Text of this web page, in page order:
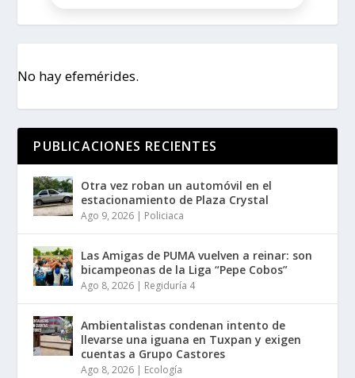
No hay efemérides.
PUBLICACIONES RECIENTES
Otra vez roban un automóvil en el
estacionamiento de Plaza Crystal
Ago 9, 2026 | Policiaca
Las Amigas de PUMA vuelven a reinar: son
bicampeonas de la Liga “Pepe Cobos”
Ago 8, 2026 | Regiduría 4
Ambientalistas condenan intento de
llevarse una iguana en Tuxpan y exigen
cuentas a Grupo Castores
Ago 8, 2026 | Ecología